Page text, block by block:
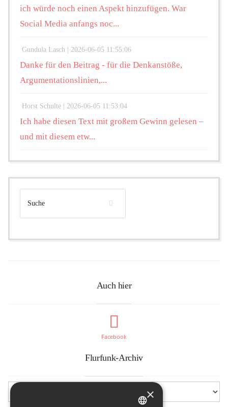
ich würde noch einen Aspekt hinzufügen. War
Social Media anfangs noc...
Gundula Lasch | 2026-06-05 11:55:06
Danke für den Beitrag - für die Denkanstöße,
Argumentationslinien,...
Horst Schulte | 2026-06-05 11:53:04
Ich habe diesen Text mit großem Gewinn gelesen –
und mit diesem etw...
Auch hier
Facebook
Flurfunk-Archiv
×